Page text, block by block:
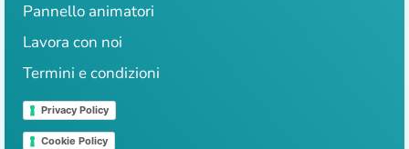
Pannello animatori
Lavora con noi
Termini e condizioni
Privacy Policy
Cookie Policy